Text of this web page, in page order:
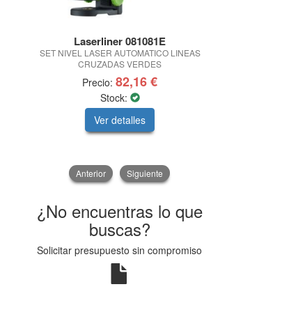
Laserliner 081081E
SET NIVEL LASER AUTOMATICO LINEAS
CRUZADAS VERDES
Precio: 82,16 €
Stock:
Ver detalles
Anterior Siguiente
¿No encuentras lo que
buscas?
Solicitar presupuesto sin compromiso